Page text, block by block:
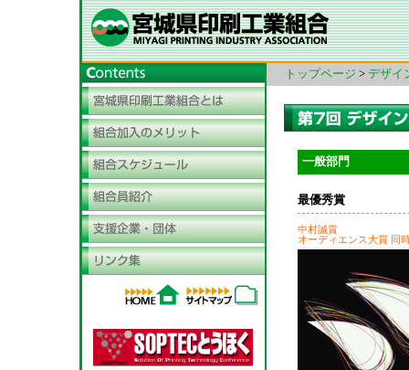
トップページ > デザイ
一般部門
最優秀賞
中村誠賞
オーディエンス大賞 同